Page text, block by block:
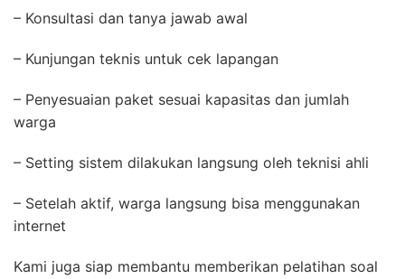
– Konsultasi dan tanya jawab awal
– Kunjungan teknis untuk cek lapangan
– Penyesuaian paket sesuai kapasitas dan jumlah
warga
– Setting sistem dilakukan langsung oleh teknisi ahli
– Setelah aktif, warga langsung bisa menggunakan
internet
Kami juga siap membantu memberikan pelatihan soal